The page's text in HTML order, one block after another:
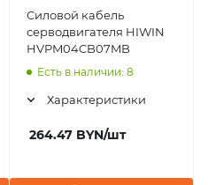
Силовой кабель
серводвигателя HIWIN
HVPM04CB07MB
Есть в наличии: 8
Характеристики
264.47 BYN/шт